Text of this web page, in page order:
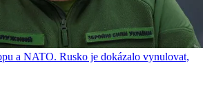
a NATO. Rusko je dokázalo vynulovat,